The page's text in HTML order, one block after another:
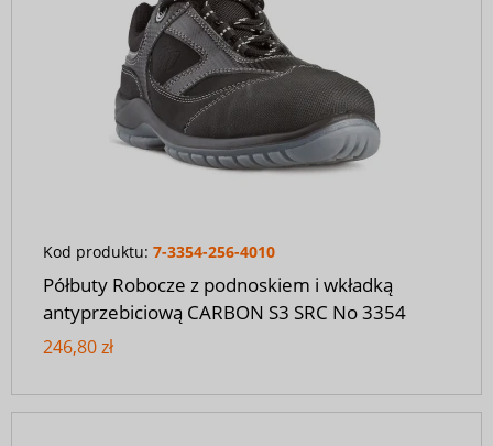
Kod produktu: 7-3354-256-4010
Półbuty Robocze z podnoskiem i wkładką
antyprzebiciową CARBON S3 SRC No 3354
246,80 zł